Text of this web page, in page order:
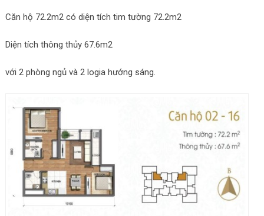
Căn hộ 72.2m2 có diện tích tim tường 72.2m2
Diện tích thông thủy 67.6m2
với 2 phòng ngủ và 2 logia hướng sáng.